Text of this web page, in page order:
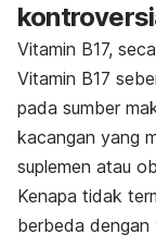
Vitamin B17,
Vitamin B17
pada sumber
kacangan yang
suplemen atau
Kenapa tidak
berbeda dengan